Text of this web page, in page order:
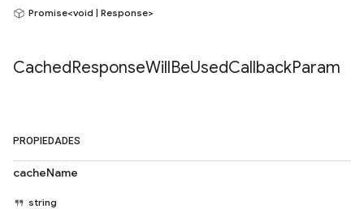
Promise<void | Response>
CachedResponseWillBeUsedCallbackParam
PROPIEDADES
cacheName
string